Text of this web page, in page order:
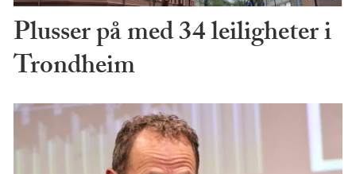
Plusser på med 34 leiligheter i
Trondheim